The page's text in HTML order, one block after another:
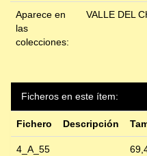
Aparece en
las
colecciones:
VALLE DEL
Ficheros en este ítem:
Fichero Descripción
4_A_55